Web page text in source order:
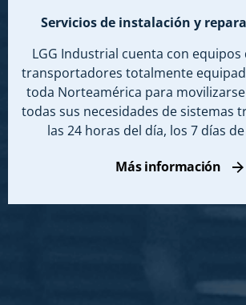
Servicios de instalación y
LGG Industrial cuenta con equipos
transportadores totalmente
toda Norteamérica para
todas sus necesidades de sistemas
las 24 horas del día, los 7 días
Más información